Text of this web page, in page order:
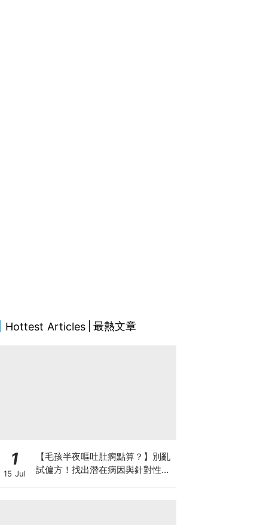
Hottest Articles 最熱文章
1
15 Jul
【毛孩半夜嘔吐肚痾點算？】別亂
試偏方！找出潛在病因與針對性營